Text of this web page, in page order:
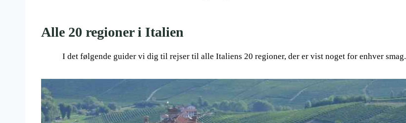
Alle 20 regioner i Italien
I det følgende guider vi dig til rejser til alle Italiens 20 regioner, der er vist noget for enhver smag.